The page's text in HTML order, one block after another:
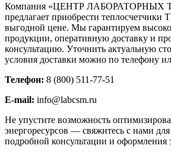
Компания «ЦЕНТР ЛАБОРАТОРНЫХ
предлагает приобрести
выгодной цене. Мы гарантируем
продукции, оперативную доставку и
консультацию. Уточнить актуальную
условия доставки можно по телефону
Телефон: 8 (800) 511-77-51
E-mail: info@labcsm.ru
Не упустите возможность
энергоресурсов — свяжитесь с нами
подробной консультации и оформления